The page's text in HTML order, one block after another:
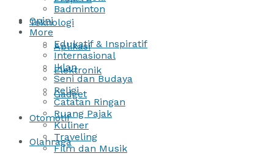
Teknologi
Aplikasi
Elektronik
Gadget
Otomotif
Olahraga
Badminton
Opini
More
Edukatif & Inspiratif
Internasional
Iklan
Seni dan Budaya
Religi
Catatan Ringan
Ruang Pajak
Kuliner
Traveling
Film dan Musik